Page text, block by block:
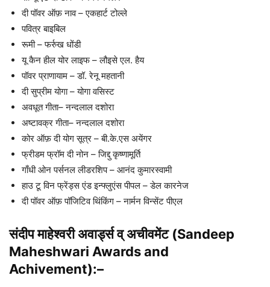
दी पॉवर ऑफ़ नाव – एकहार्ट टोल्ले
पवित्र बाइबिल
रूमी – फर्रुख धोंडी
यू कैन हील योर लाइफ – लौइसे एल. हैय
पॉवर प्राणायाम – डॉ. रेनू महतानी
दी सुप्रीम योगा – योगा वसिस्ट
अवधूत गीता– नन्दलाल दशोरा
अष्टावक्र गीता– नन्दलाल दशोरा
कोर ऑफ़ दी योग सूत्र – बी.के.एस अयेंगर
फ्रीडम फ्रॉम दी नोन – जिद्दु कृष्णामूर्ति
गाँधी ओन पर्सनल लीडरशिप – आनंद कुमारस्वामी
हाउ टू विन फ्रेंड्स एंड इन्फ्लुएंस पीपल – डेल कारनेज
दी पॉवर ऑफ़ पॉजिटिव थिंकिंग – नार्मन विन्सेंट पीएल
संदीप माहेश्वरी अवार्ड्स व् अचीवमेंट (Sandeep
Maheshwari Awards and
Achivement):–